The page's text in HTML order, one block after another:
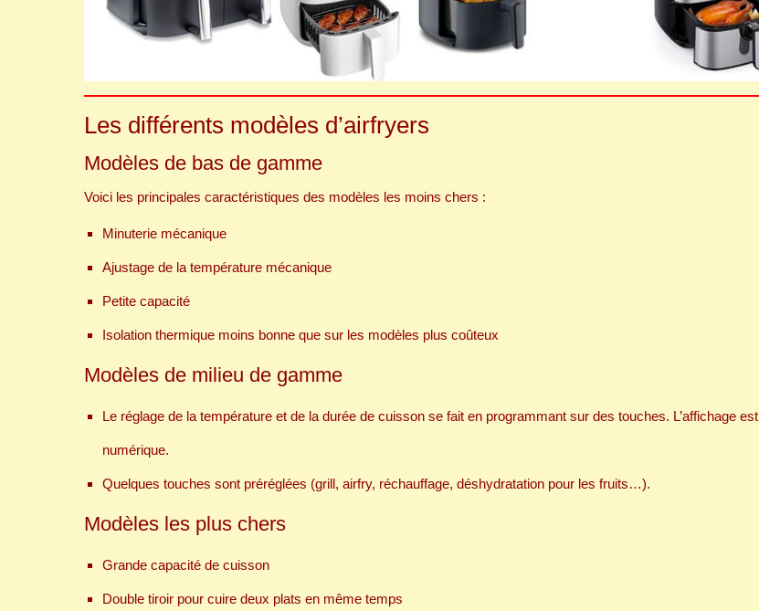
Les différents modèles d’airfryers
Modèles de bas de gamme
Voici les principales caractéristiques des modèles les moins chers :
Minuterie mécanique
Ajustage de la température mécanique
Petite capacité
Isolation thermique moins bonne que sur les modèles plus coûteux
Modèles de milieu de gamme
Le réglage de la température et de la durée de cuisson se fait en programmant sur des touches. L’affichage est
numérique.
Quelques touches sont préréglées (grill, airfry, réchauffage, déshydratation pour les fruits…).
Modèles les plus chers
Grande capacité de cuisson
Double tiroir pour cuire deux plats en même temps